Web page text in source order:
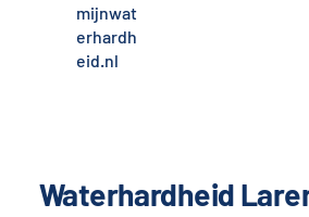
mijnwat
erhardh
eid.nl
Waterhardheid